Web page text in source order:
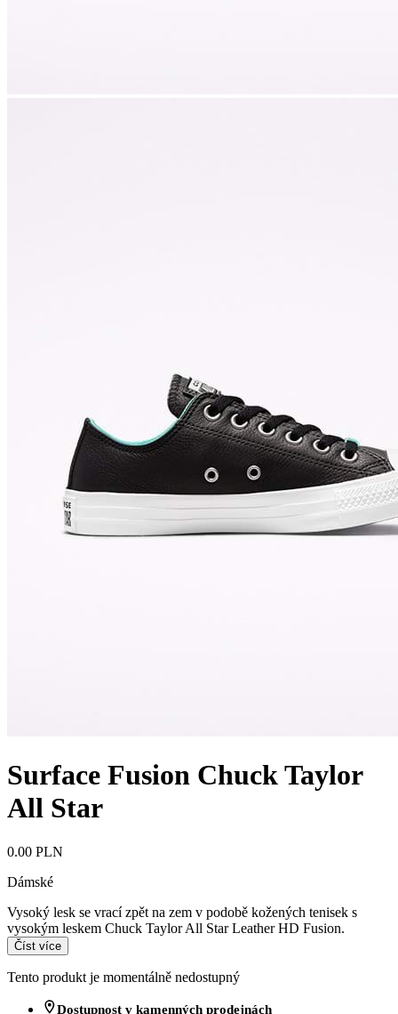
Surface Fusion Chuck Taylor
All Star
0.00 PLN
Dámské
Vysoký lesk se vrací zpět na zem v podobě kožených tenisek s
vysokým leskem Chuck Taylor All Star Leather HD Fusion.
Číst více
Tento produkt je momentálně nedostupný
Dostupnost v kamenných prodejnách